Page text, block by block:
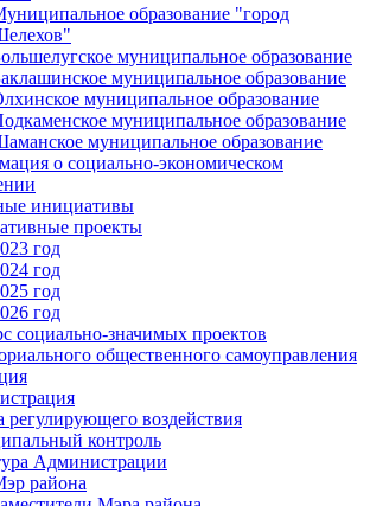
образование "город
муниципальное образование
муниципальное образование
муниципальное образование
муниципальное образование
муниципальное образование
о социально-экономическом
инициативы
проекты
год
год
год
год
социально-значимых проектов
общественного самоуправления
регулирующего воздействия
контроль
Администрации
района